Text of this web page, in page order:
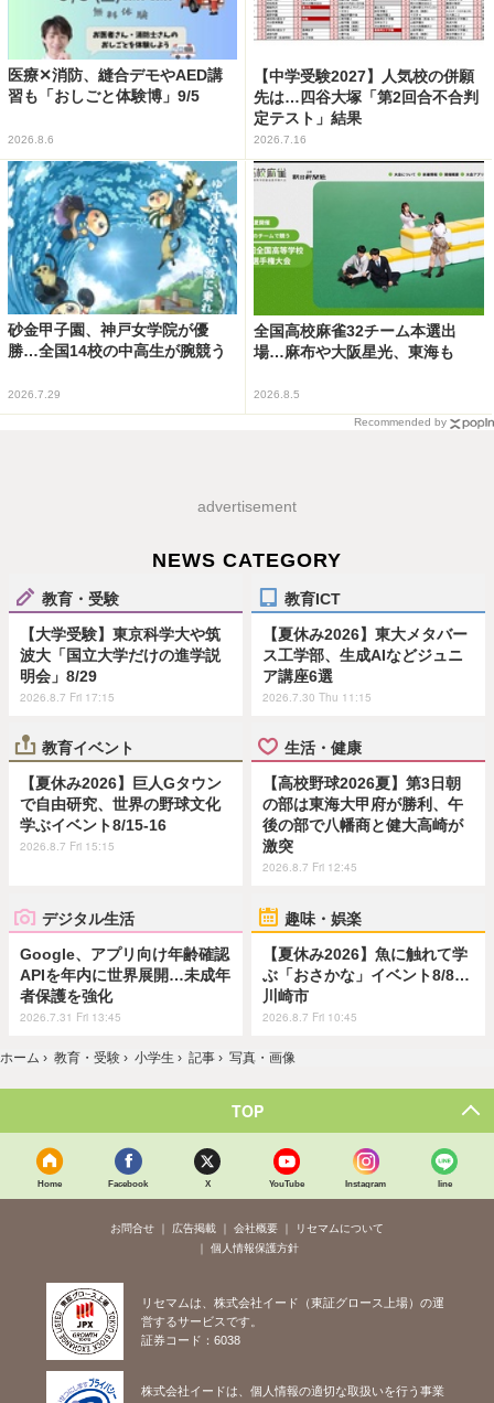
医療✕消防、縫合デモやAED講
習も「おしごと体験博」9/5
2026.8.6
【中学受験2027】人気校の併願
先は…四谷大塚「第2回合不合判
定テスト」結果
2026.7.16
砂金甲子園、神戸女学院が優
勝…全国14校の中高生が腕競う
2026.7.29
全国高校麻雀32チーム本選出
場…麻布や大阪星光、東海も
2026.8.5
Recommended by
advertisement
NEWS CATEGORY
教育・受験
【大学受験】東京科学大や筑
波大「国立大学だけの進学説
明会」8/29
2026.8.7 Fri 17:15
教育ICT
【夏休み2026】東大メタバー
ス工学部、生成AIなどジュニ
ア講座6選
2026.7.30 Thu 11:15
教育イベント
【夏休み2026】巨人Gタウン
で自由研究、世界の野球文化
学ぶイベント8/15-16
2026.8.7 Fri 15:15
生活・健康
【高校野球2026夏】第3日朝
の部は東海大甲府が勝利、午
後の部で八幡商と健大高崎が
激突
2026.8.7 Fri 12:45
デジタル生活
Google、アプリ向け年齢確認
APIを年内に世界展開…未成年
者保護を強化
2026.7.31 Fri 13:45
趣味・娯楽
【夏休み2026】魚に触れて学
ぶ「おさかな」イベント8/8…
川崎市
2026.8.7 Fri 10:45
ホーム › 教育・受験 › 小学生 › 記事 › 写真・画像
TOP
Home Facebook X YouTube Instagram line
お問合せ 広告掲載 会社概要
リセマムについて
個人情報保護方針
リセマムは、株式会社イード（東証グロース上場）の運
営するサービスです。
証券コード：6038
株式会社イードは、個人情報の適切な取扱いを行う事業